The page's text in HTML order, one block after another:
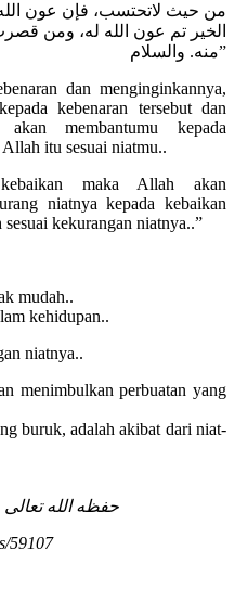
من حيث لاتحتسب، فإن عون
الخير تم عون الله له، ومن
منه. والسلام”
dan menginginkannya,
kebenaran tersebut dan
membantumu kepada
itu sesuai niatmu..
maka Allah akan
niatnya kepada kebaikan
kekurangan niatnya..”
mudah..
kehidupan..
niatnya..
menimbulkan perbuatan yang
buruk, adalah akibat dari niat-
Ustadz Abu Yahya Badrusalam Lc, حفظه الله تعالى
59107